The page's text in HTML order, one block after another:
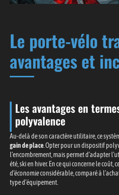
Le porte-vélo
avantages et
Les avantages en
polyvalence
Au-delà de son caractère utilitaire, ce
gain de place . Opter pour un dispositif
l’encombrement, mais permet d’adapter
été, ski en hiver. En ce qui concerne le coût,
d’économieconsidérable, comparé à
type d’équipement.